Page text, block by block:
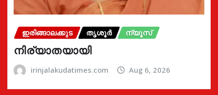
ഇരിങ്ങാലക്കുട തൃശൂർ ന്യൂസ്
നിര്യാതയായി
irinjalakudatimes.com Aug 6, 2026